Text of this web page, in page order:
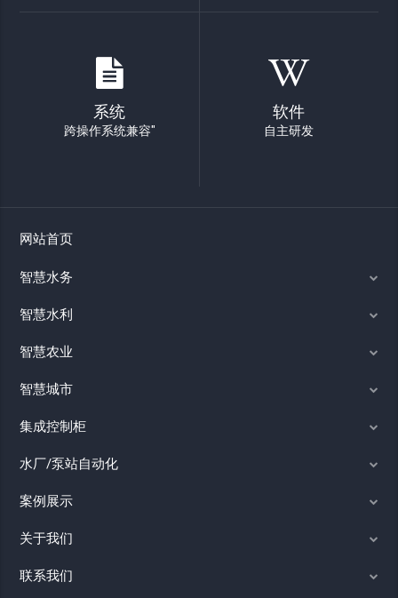
系统
跨操作系统兼容"
软件
自主研发
网站首页
智慧水务
智慧水利
智慧农业
智慧城市
集成控制柜
水厂/泵站自动化
案例展示
关于我们
联系我们